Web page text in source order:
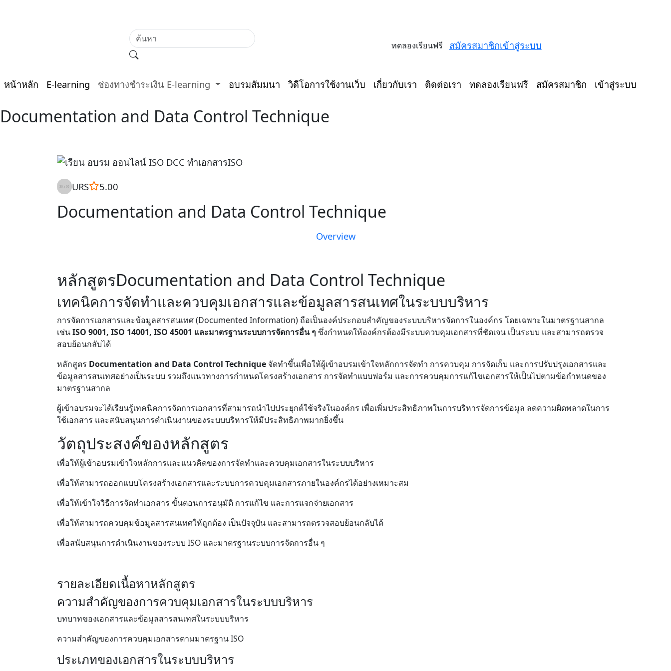
ทดลองเรียนฟรี สมัครสมาชิกเข้าสู่ระบบ
หน้าหลัก E-learning ช่องทางชำระเงิน E-learning อบรมสัมมนา วิดีโอการใช้งานเว็บ เกี่ยวกับเรา ติดต่อเรา ทดลองเรียนฟรี สมัครสมาชิก เข้าสู่ระบบ
Documentation and Data Control Technique
URS 5.00
Documentation and Data Control Technique
Overview
หลักสูตรDocumentation and Data Control Technique
เทคนิคการจัดทำและควบคุมเอกสารและข้อมูลสารสนเทศในระบบบริหาร
การจัดการเอกสารและข้อมูลสารสนเทศ (Documented Information) ถือเป็นองค์ประกอบสำคัญของระบบบริหารจัดการในองค์กร โดยเฉพาะในมาตรฐานสากล
เช่นISO 9001, ISO 14001, ISO 45001 และมาตรฐานระบบการจัดการอื่น ๆ ซึ่งกำหนดให้องค์กรต้องมีระบบควบคุมเอกสารที่ชัดเจน เป็นระบบ และสามารถตรวจ
สอบย้อนกลับได้
หลักสูตร Documentation and Data Control Technique จัดทำขึ้นเพื่อให้ผู้เข้าอบรมเข้าใจหลักการจัดทำ การควบคุม การจัดเก็บ และการปรับปรุงเอกสารและ
ข้อมูลสารสนเทศอย่างเป็นระบบ รวมถึงแนวทางการกำหนดโครงสร้างเอกสาร การจัดทำแบบฟอร์ม และการควบคุมการแก้ไขเอกสารให้เป็นไปตามข้อกำหนดของ
มาตรฐานสากล
ผู้เข้าอบรมจะได้เรียนรู้เทคนิคการจัดการเอกสารที่สามารถนำไปประยุกต์ใช้จริงในองค์กร เพื่อเพิ่มประสิทธิภาพในการบริหารจัดการข้อมูล ลดความผิดพลาดในการ
ใช้เอกสาร และสนับสนุนการดำเนินงานของระบบบริหารให้มีประสิทธิภาพมากยิ่งขึ้น
วัตถุประสงค์ของหลักสูตร
เพื่อให้ผู้เข้าอบรมเข้าใจหลักการและแนวคิดของการจัดทำและควบคุมเอกสารในระบบบริหาร
เพื่อให้สามารถออกแบบโครงสร้างเอกสารและระบบการควบคุมเอกสารภายในองค์กรได้อย่างเหมาะสม
เพื่อให้เข้าใจวิธีการจัดทำเอกสาร ขั้นตอนการอนุมัติ การแก้ไข และการแจกจ่ายเอกสาร
เพื่อให้สามารถควบคุมข้อมูลสารสนเทศให้ถูกต้อง เป็นปัจจุบัน และสามารถตรวจสอบย้อนกลับได้
เพื่อสนับสนุนการดำเนินงานของระบบ ISO และมาตรฐานระบบการจัดการอื่น ๆ
รายละเอียดเนื้อหาหลักสูตร
ความสำคัญของการควบคุมเอกสารในระบบบริหาร
บทบาทของเอกสารและข้อมูลสารสนเทศในระบบบริหาร
ความสำคัญของการควบคุมเอกสารตามมาตรฐาน ISO
ประเภทของเอกสารในระบบบริหาร